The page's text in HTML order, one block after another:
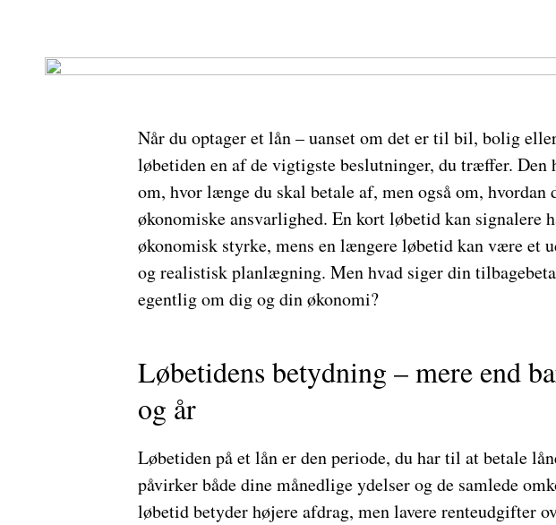
Når du optager et lån – uanset om det er til bil, bolig
løbetiden en af de vigtigste beslutninger, du træffer. Den
om, hvor længe du skal betale af, men også om,
økonomiske ansvarlighed. En kort løbetid kan signalere
økonomisk styrke, mens en længere løbetid kan være et
og realistisk planlægning. Men hvad siger din
egentlig om dig og din økonomi?
Løbetidens betydning – mere end
og år
Løbetiden på et lån er den periode, du har til at betale
påvirker både dine månedlige ydelser og de samlede
løbetid betyder højere afdrag, men lavere renteudgifter